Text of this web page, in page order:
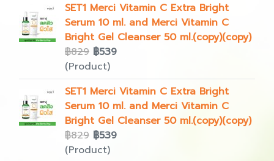
SET1 Merci Vitamin C Extra Bright
Serum 10 ml. and Merci Vitamin C
Bright Gel Cleanser 50 ml.(copy)(copy)
฿829 ฿539
(Product)
SET1 Merci Vitamin C Extra Bright
Serum 10 ml. and Merci Vitamin C
Bright Gel Cleanser 50 ml.(copy)(copy)
฿829 ฿539
(Product)